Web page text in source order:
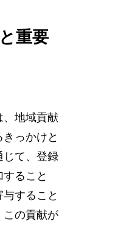
重要
、地域貢献
っかけと
じて、登録
ること
すること
この貢献が